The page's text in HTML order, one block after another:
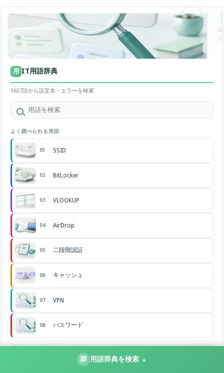
用 IT用語辞典
1627語から設定名・エラーを検索
よく調べられる用語
01 SSID
02 BitLocker
03 VLOOKUP
04 AirDrop
05 二段階認証
06 キャッシュ
07 VPN
08 パスワード
すべての用語を見る →
辞 用語辞典を検索 ▲